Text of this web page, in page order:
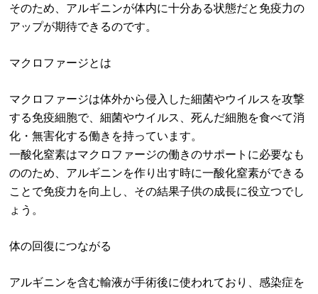
そのため、アルギニンが体内に十分ある状態だと免疫力の
アップが期待できるのです。
マクロファージとは
マクロファージは体外から侵入した細菌やウイルスを攻撃
する免疫細胞で、細菌やウイルス、死んだ細胞を食べて消
化・無害化する働きを持っています。
一酸化窒素はマクロファージの働きのサポートに必要なも
ののため、アルギニンを作り出す時に一酸化窒素ができる
ことで免疫力を向上し、その結果子供の成長に役立つでし
ょう。
体の回復につながる
アルギニンを含む輸液が手術後に使われており、感染症を